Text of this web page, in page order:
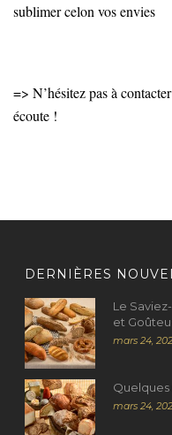
sublimer celon vos envies
=> N’hésitez pas à
écoute !
DERNIÈRES
Le
et
mars 24,
Quelques
mars 24,